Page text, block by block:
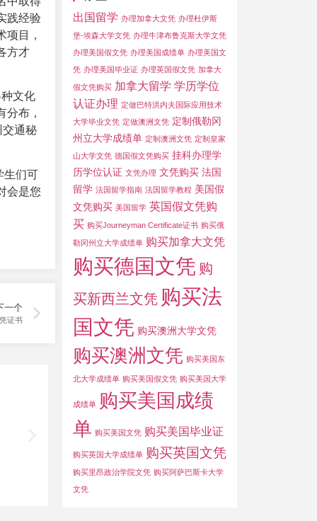
践经验
项目，
方才
文化
分布，
交通秘
生们可
会是您
一个
证书
出国留学 办理加拿大文凭 办理杜伊斯
堡-埃森大学文凭 办理牛津布鲁克斯大学文凭
办理美国假文凭 办理美国成绩单 办理美国文
凭 办理美国毕业证 办理英国假文凭 加拿大
假文凭购买 加拿大留学 学历学位
认证办理 定做巴特洪内夫国际应用技术
大学毕业文凭 定做澳洲文凭 定制俄勒冈
州立大学成绩单 定制澳洲文凭 定制皇家
山大学文凭 德国假文凭购买 挂科办理学
历学位认证 文凭办理 文凭购买 法国
留学 法国留学指南 法国留学教程 美国假
文凭购买 美国留学 英国假文凭购
买 购买Journeyman Certificate证书 购买俄
勒冈州立大学成绩单 购买加拿大文凭
购买德国文凭 购
买新西兰文凭 购买法
国文凭 购买澳洲大学文凭
购买澳洲文凭 购买美国东
北大学成绩单 购买美国假文凭 购买美国大学
成绩单 购买美国成绩
单 购买美国文凭 购买美国毕业证
购买英国大学成绩单 购买英国文凭
购买里昂政治学院文凭 购买阿萨巴斯卡大学
文凭